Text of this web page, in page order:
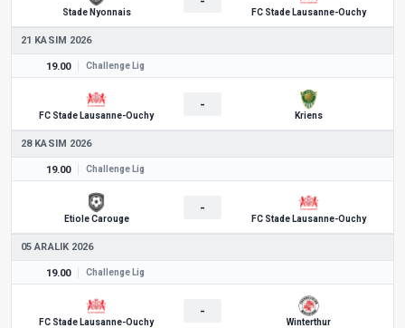
Stade Nyonnais FC Stade Lausanne-Ouchy
21 KASIM 2026
19.00 Challenge Lig
FC Stade Lausanne-Ouchy
-
Kriens
28 KASIM 2026
19.00 Challenge Lig
Etiole Carouge
-
FC Stade Lausanne-Ouchy
05 ARALIK 2026
19.00 Challenge Lig
FC Stade Lausanne-Ouchy
-
Winterthur